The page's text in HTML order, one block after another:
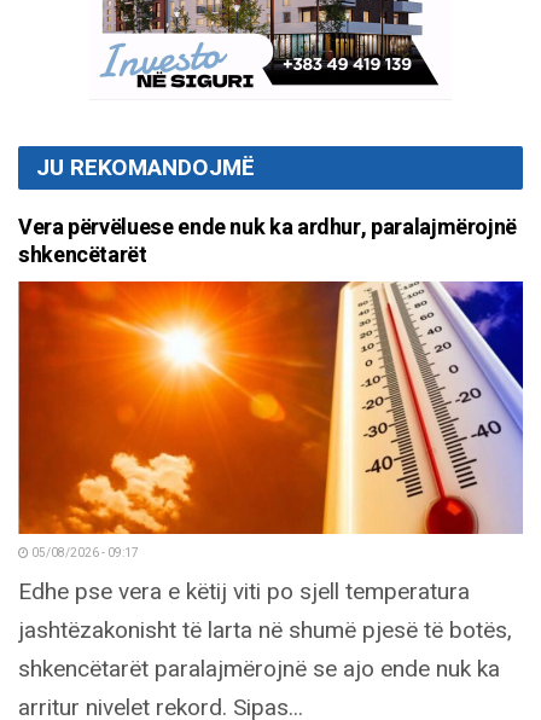
JU REKOMANDOJMË
Vera përvëluese ende nuk ka ardhur, paralajmërojnë
shkencëtarët
05/08/2026 - 09:17
Edhe pse vera e këtij viti po sjell temperatura
jashtëzakonisht të larta në shumë pjesë të botës,
shkencëtarët paralajmërojnë se ajo ende nuk ka
arritur nivelet rekord. Sipas...